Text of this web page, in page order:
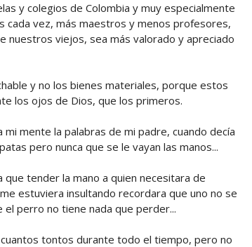
y colegios de Colombia y muy especialmente
cada vez, más maestros y menos profesores,
nuestros viejos, sea más valorado y apreciado
y no los bienes materiales, porque estos
los ojos de Dios, que los primeros.
mente la palabras de mi padre, cuando decía
pero nunca que se le vayan las manos...
tender la mano a quien necesitara de
estuviera insultando recordara que uno no se
perro no tiene nada que perder...
tontos durante todo el tiempo, pero no